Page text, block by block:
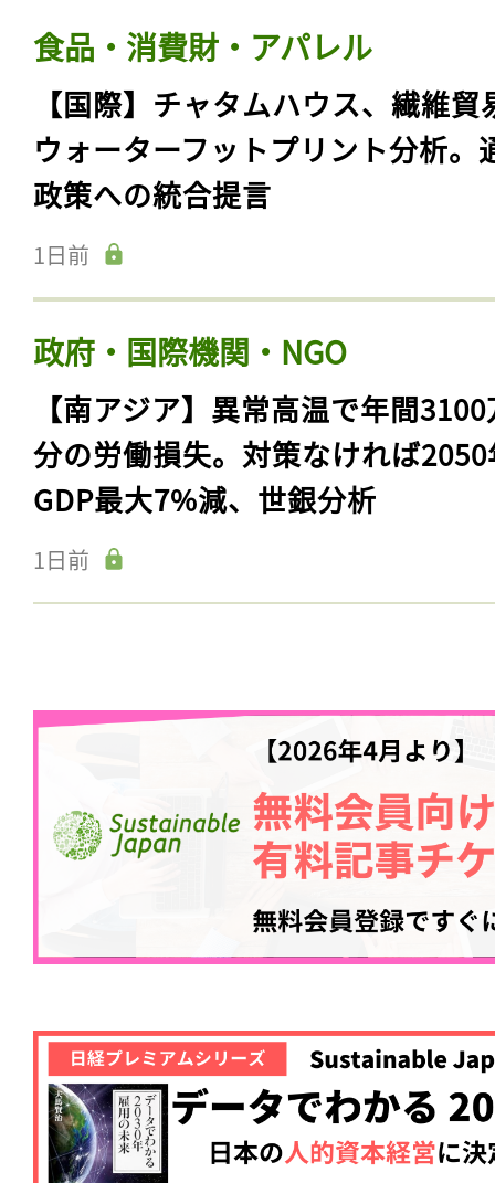
食品・消費財・アパレル
【国際】チャタムハウス、繊維貿
ウォーターフットプリント分析。
政策への統合提言
1日前
政府・国際機関・NGO
【南アジア】異常高温で年間
分の労働損失。対策なければ
GDP最大7%減、世銀分析
1日前